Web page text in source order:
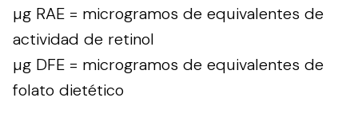
µg RAE = microgramos de equivalentes de
actividad de retinol
µg DFE = microgramos de equivalentes de
folato dietético